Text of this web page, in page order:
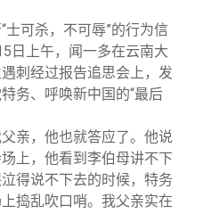
士可杀，不可辱”的行为信
日上午，闻一多在云南大
刺经过报告追思会上，发
务、呼唤新中国的“最后
亲，他也就答应了。他说
上，他看到李伯母讲不下
得说不下去的时候，特务
捣乱吹口哨。我父亲实在